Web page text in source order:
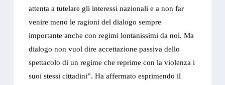
attenta a tutelare gli interessi nazionali e a non far
venire meno le ragioni del dialogo sempre
importante anche con regimi lontanissimi da noi. Ma
dialogo non vuol dire accettazione passiva dello
spettacolo di un regime che reprime con la violenza i
suoi stessi cittadini”. Ha affermato esprimendo il